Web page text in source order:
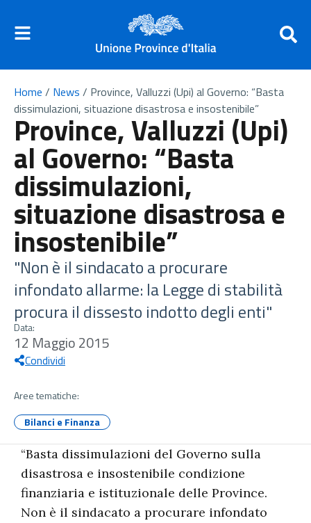
Home / News / Province, Valluzzi (Upi) al Governo: “Basta
dissimulazioni, situazione disastrosa e insostenibile”
Province, Valluzzi (Upi)
al Governo: “Basta
dissimulazioni,
situazione disastrosa e
insostenibile”
"Non è il sindacato a procurare
infondato allarme: la Legge di stabilità
procura il dissesto indotto degli enti"
Data:
12 Maggio 2015
Condividi
Aree tematiche:
Bilanci e Finanza
“Basta dissimulazioni del Governo sulla
disastrosa e insostenibile condizione
finanziaria e istituzionale delle Province.
Non è il sindacato a procurare infondato